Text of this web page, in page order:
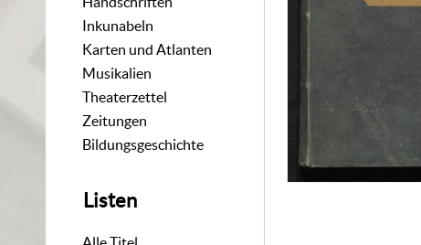
Inkunabeln
Karten und Atlanten
Musikalien
Theaterzettel
Zeitungen
Bildungsgeschichte
Listen